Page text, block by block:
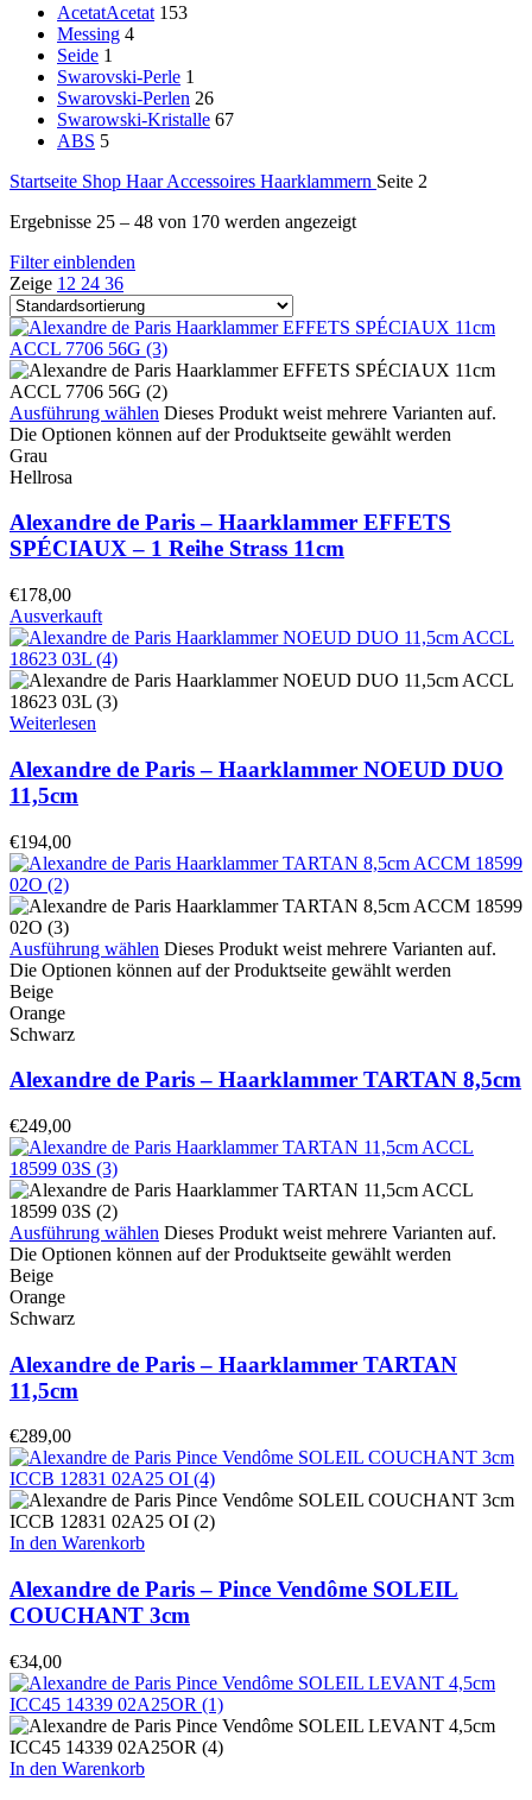
AcetatAcetat 153
Messing 4
Seide 1
Swarovski-Perle 1
Swarovski-Perlen 26
Swarowski-Kristalle 67
ABS 5
Startseite Shop Haar Accessoires Haarklammern Seite 2
Ergebnisse 25 – 48 von 170 werden angezeigt
Filter einblenden
Zeige 12 24 36
Ausführung wählen Dieses Produkt weist mehrere Varianten auf.
Die Optionen können auf der Produktseite gewählt werden
Grau
Hellrosa
Alexandre de Paris – Haarklammer EFFETS
SPÉCIAUX – 1 Reihe Strass 11cm
€178,00
Ausverkauft
Weiterlesen
Alexandre de Paris – Haarklammer NOEUD DUO
11,5cm
€194,00
Ausführung wählen Dieses Produkt weist mehrere Varianten auf.
Die Optionen können auf der Produktseite gewählt werden
Beige
Orange
Schwarz
Alexandre de Paris – Haarklammer TARTAN 8,5cm
€249,00
Ausführung wählen Dieses Produkt weist mehrere Varianten auf.
Die Optionen können auf der Produktseite gewählt werden
Beige
Orange
Schwarz
Alexandre de Paris – Haarklammer TARTAN
11,5cm
€289,00
In den Warenkorb
Alexandre de Paris – Pince Vendôme SOLEIL
COUCHANT 3cm
€34,00
In den Warenkorb